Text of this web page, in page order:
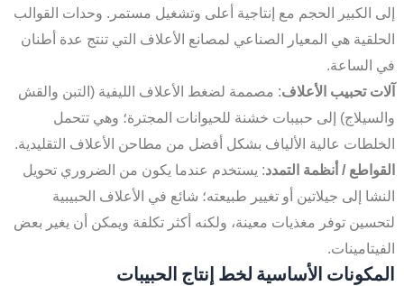
إلى الكبير الحجم مع إنتاجية أعلى وتشغيل مستمر. وحدات القوالب
الحلقية هي المعيار الصناعي لمصانع الأعلاف التي تنتج عدة أطنان
في الساعة.
آلات تحبيب الأعلاف: مصممة لضغط الأعلاف الليفية (التبن والقش
والسيلاج) إلى حبيبات خشنة للحيوانات المجترة؛ وهي تتحمل
الخلطات عالية الألياف بشكل أفضل من مطاحن الأعلاف التقليدية.
القواطع / أنظمة التمدد: يستخدم عندما يكون من الضروري تحويل
النشا إلى جيلاتين أو تغيير طبيعته؛ شائع في الأعلاف الحبيبية
لتحسين توفر مغذيات معينة، ولكنه أكثر تكلفة ويمكن أن يغير بعض
الفيتامينات.
المكونات الأساسية لخط إنتاج الحبيبات